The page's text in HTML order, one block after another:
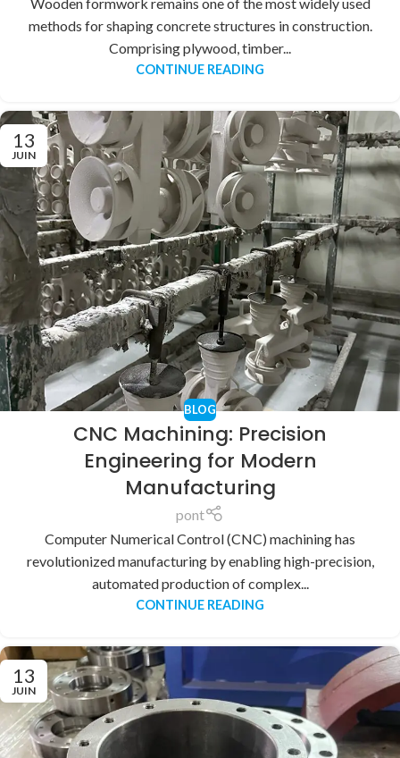
methods for shaping concrete structures in construction.
Comprising plywood, timber...
CONTINUE READING
13
JUIN
BLOG
CNC Machining: Precision
Engineering for Modern
Manufacturing
pont
Computer Numerical Control (CNC) machining has
revolutionized manufacturing by enabling high-precision,
automated production of complex...
CONTINUE READING
13
JUIN